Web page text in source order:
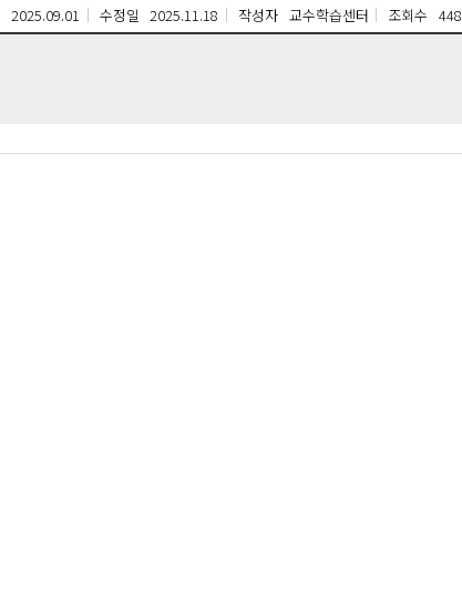
2025.09.01 수정일 2025.11.18 작성자 교수학습센터 조회수 448